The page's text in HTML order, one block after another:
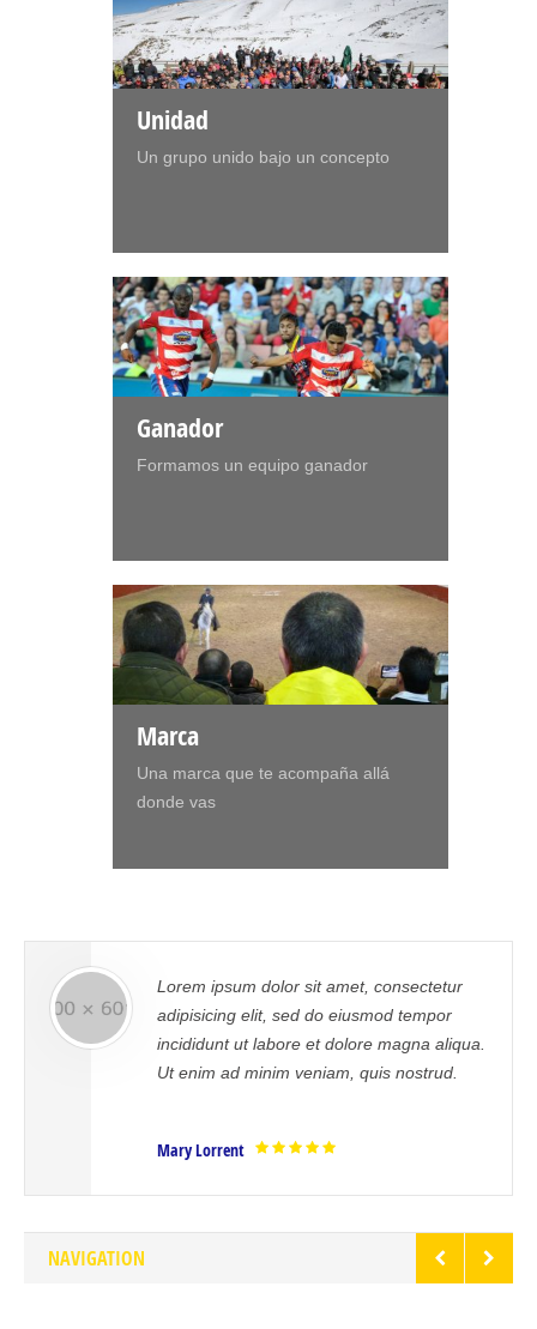
Unidad
Un grupo unido bajo un concepto
Ganador
Formamos un equipo ganador
Marca
Una marca que te acompaña allá
donde vas
dolor sit amet, consectetur
sed do eiusmod tempor
labore et dolore magna aliqua.
minim veniam, quis nostrud.
Sed ut
error sit
doloremque
aperiam,
NAVIGATION